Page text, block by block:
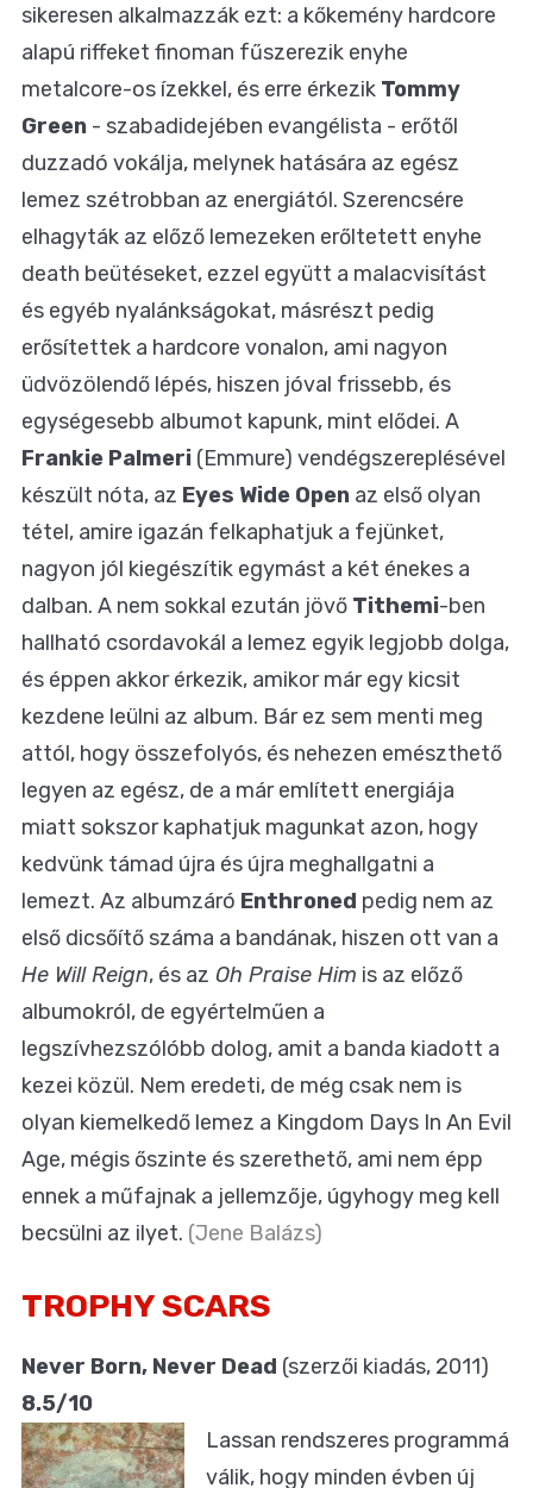
sikeresen alkalmazzák ezt: a kőkemény hardcore
alapú riffeket finoman fűszerezik enyhe
metalcore-os ízekkel, és erre érkezik Tommy
Green - szabadidejében evangélista - erőtől
duzzadó vokálja, melynek hatására az egész
lemez szétrobban az energiától. Szerencsére
elhagyták az előző lemezeken erőltetett enyhe
death beütéseket, ezzel együtt a malacvisítást
és egyéb nyalánkságokat, másrészt pedig
erősítettek a hardcore vonalon, ami nagyon
üdvözölendő lépés, hiszen jóval frissebb, és
egységesebb albumot kapunk, mint elődei. A
Frankie Palmeri (Emmure) vendégszereplésével
készült nóta, az Eyes Wide Open az első olyan
tétel, amire igazán felkaphatjuk a fejünket,
nagyon jól kiegészítik egymást a két énekes a
dalban. A nem sokkal ezután jövő Tithemi-ben
hallható csordavokál a lemez egyik legjobb dolga,
és éppen akkor érkezik, amikor már egy kicsit
kezdene leülni az album. Bár ez sem menti meg
attól, hogy összefolyós, és nehezen emészthető
legyen az egész, de a már említett energiája
miatt sokszor kaphatjuk magunkat azon, hogy
kedvünk támad újra és újra meghallgatni a
lemezt. Az albumzáró Enthroned pedig nem az
első dicsőítő száma a bandának, hiszen ott van a
He Will Reign, és az Oh Praise Him is az előző
albumokról, de egyértelműen a
legszívhezszólóbb dolog, amit a banda kiadott a
kezei közül. Nem eredeti, de még csak nem is
olyan kiemelkedő lemez a Kingdom Days In An Evil
Age, mégis őszinte és szerethető, ami nem épp
ennek a műfajnak a jellemzője, úgyhogy meg kell
becsülni az ilyet. (Jene Balázs)
TROPHY SCARS
Never Born, Never Dead (szerzői kiadás, 2011)
8.5/10
Lassan rendszeres programmá
válik, hogy minden évben új